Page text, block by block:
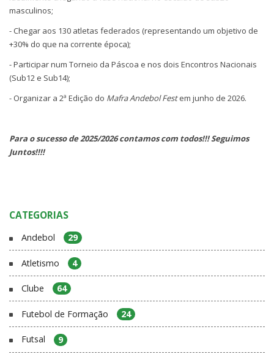
masculinos;
- Chegar aos 130 atletas federados (representando um objetivo de
+30% do que na corrente época);
- Participar num Torneio da Páscoa e nos dois Encontros Nacionais
(Sub12 e Sub14);
- Organizar a 2ª Edição do Mafra Andebol Festem junho de 2026.
Para o sucesso de 2025/2026 contamos com todos!!! Seguimos
Juntos!!!!
CATEGORIAS
Andebol 29
Atletismo 4
Clube 64
Futebol de Formação 24
Futsal 9